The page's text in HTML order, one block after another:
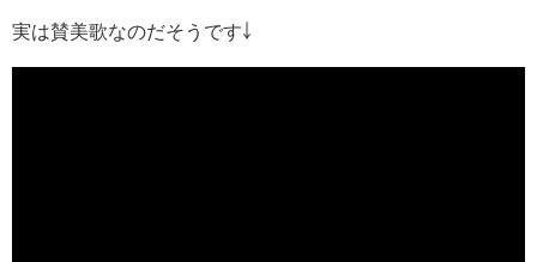
実は賛美歌なのだそうです￬